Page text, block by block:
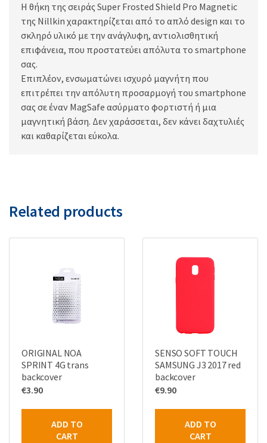
Η θήκη της σειράς Super Frosted Shield Pro Magnetic
της Nillkin χαρακτηρίζεται από το απλό design και το
σκληρό υλικό με την ανάγλυφη, αντιολισθητική
επιφάνεια, που προστατεύει απόλυτα το smartphone
σας.
Επιπλέον, ενσωματώνει ισχυρό μαγνήτη που
επιτρέπει την απόλυτη προσαρμογή του smartphone
σας σε έναν MagSafe ασύρματο φορτιστή ή μια
μαγνητική βάση. Δεν χαράσσεται, δεν κάνει δαχτυλιές
και καθαρίζεται εύκολα.
Related products
ORIGINAL NOA
SPRINT 4G trans
backcover
€3.90
ADD TO
CART
SENSO SOFT TOUCH
SAMSUNG J3 2017 red
backcover
€9.90
ADD TO
CART